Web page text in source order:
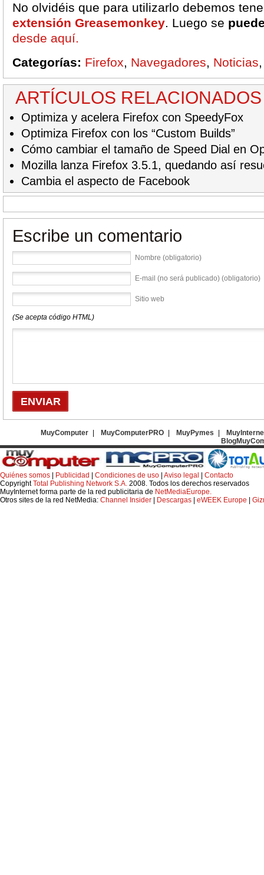
No olvidéis que para utilizarlo debemos
extensión Greasemonkey. Luego se
desde aquí.
Categorías: Firefox, Navegadores, Noticias
ARTÍCULOS RELACIONADOS
Optimiza y acelera Firefox con SpeedyFox
Optimiza Firefox con los “Custom Builds”
Cómo cambiar el tamaño de Speed Dial en
Mozilla lanza Firefox 3.5.1, quedando así
Cambia el aspecto de Facebook
Escribe un comentario
Nombre (obligatorio)
E-mail (no será publicado) (obligatorio)
Sitio web
(Se acepta código HTML)
MuyComputer MuyComputerPRO MuyPymes
Quiénes somos Publicidad Condiciones de uso Aviso legal
Contacto
CopyrightTotal Publishing Network S.A. 2008. Todos los derechos reservados
MuyInternet forma parte de la red publicitaria de NetMediaEurope.
Otros sites de la red NetMedia: Channel Insider Descargas eWEEK Europe